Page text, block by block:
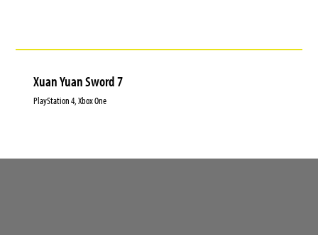
Xuan Yuan Sword 7
PlayStation 4, Xbox One